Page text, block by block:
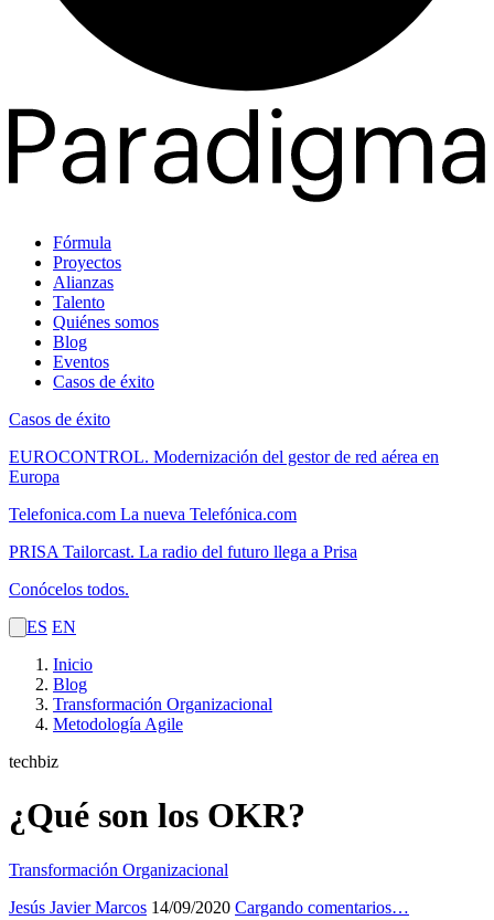
Fórmula
Proyectos
Alianzas
Talento
Quiénes somos
Blog
Eventos
Casos de éxito
Casos de éxito
EUROCONTROL. Modernización del gestor de red aérea en
Europa
Telefonica.com La nueva Telefónica.com
PRISA Tailorcast. La radio del futuro llega a Prisa
Conócelos todos.
ES EN
Inicio
Blog
Transformación Organizacional
Metodología Agile
techbiz
¿Qué son los OKR?
Transformación Organizacional
Jesús Javier Marcos 14/09/2020 Cargando comentarios…